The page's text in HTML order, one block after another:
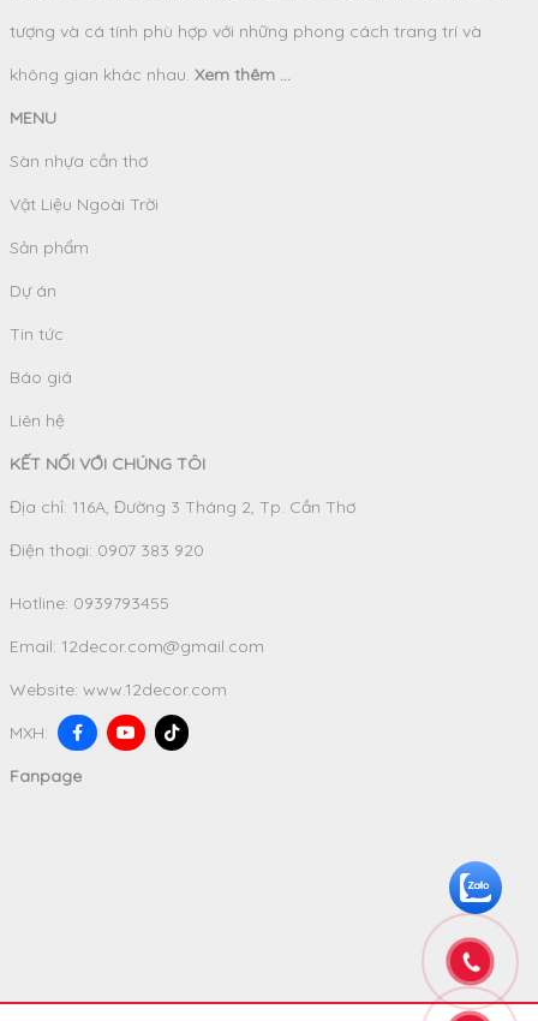
tượng và cá tính phù hợp với những phong cách trang trí và
không gian khác nhau. Xem thêm ...
MENU
Sàn nhựa cần thơ
Vật Liệu Ngoài Trời
Sản phẩm
Dự án
Tin tức
Báo giá
Liên hệ
KẾT NỐI VỚI CHÚNG TÔI
Địa chỉ: 116A, Đường 3 Tháng 2, Tp. Cần Thơ
Điện thoại: 0907 383 920
Hotline: 0939793455
Email: 12decor.com@gmail.com
Website: www.12decor.com
MXH:
Fanpage